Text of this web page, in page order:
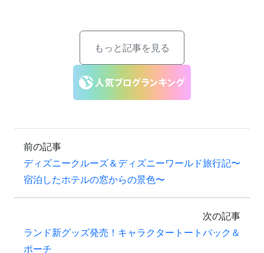
もっと記事を見る
前の記事
ディズニークルーズ＆ディズニーワールド旅行記〜
宿泊したホテルの窓からの景色〜
次の記事
ランド新グッズ発売！キャラクタートートバック＆
ポーチ